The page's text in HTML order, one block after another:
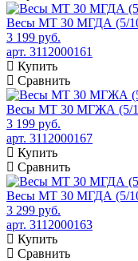
Весы МТ 30 МГДА (5/
3 199 руб.
арт. 3112000161
Купить
Сравнить
Весы МТ 30 МГЖА (5/
3 199 руб.
арт. 3112000167
Купить
Сравнить
Весы МТ 30 МГДА (5/
3 299 руб.
арт. 3112000163
Купить
Сравнить